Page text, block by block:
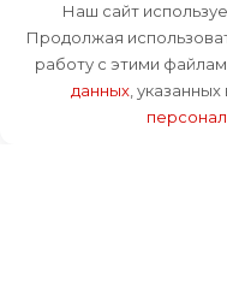
О компании
Блог
Контакты
Наш сайт
Продолжая
работу с этими
данных,